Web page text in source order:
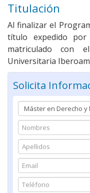
Titulación
Al finalizar el
título expedido por
matriculado con
Universitaria
Solicita